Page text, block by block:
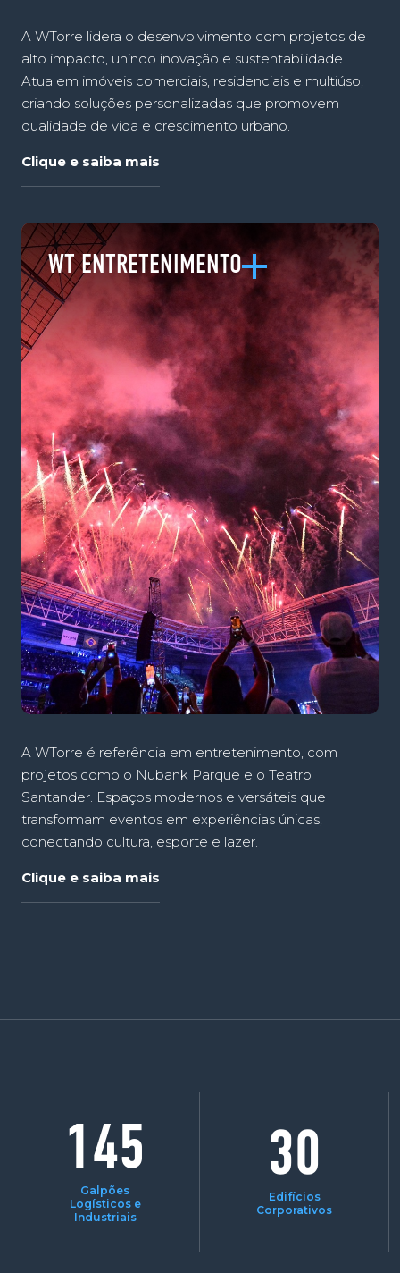
A WTorre lidera o desenvolvimento com projetos de
alto impacto, unindo inovação e sustentabilidade.
Atua em imóveis comerciais, residenciais e multiúso,
criando soluções personalizadas que promovem
qualidade de vida e crescimento urbano.
Clique e saiba mais
WT ENTRETENIMENTO
A WTorre é referência em entretenimento, com
projetos como o Nubank Parque e o Teatro
Santander. Espaços modernos e versáteis que
transformam eventos em experiências únicas,
conectando cultura, esporte e lazer.
Clique e saiba mais
145
Galpões
Logísticos e
Industriais
30
Edifícios
Corporativos